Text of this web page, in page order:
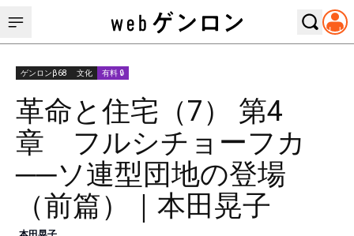
ゲンロンβ68 文化 有料 🔒
革命と住宅（7） 第4
章 フルシチョーフカ
──ソ連型団地の登場
（前篇）｜本田晃子